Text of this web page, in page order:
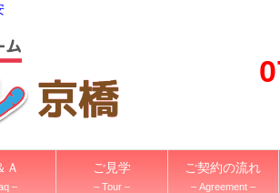
Ａ
–
ご見学
– Tour –
ご契約の流れ
– Agreement –